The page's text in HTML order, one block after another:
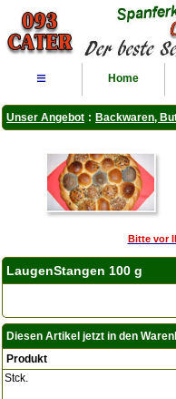
≡ Home
Unser Angebot : Backwaren,
Bitte vor
LaugenStangen 100 g
Diesen Artikel jetzt in den
Produkt
Stck.